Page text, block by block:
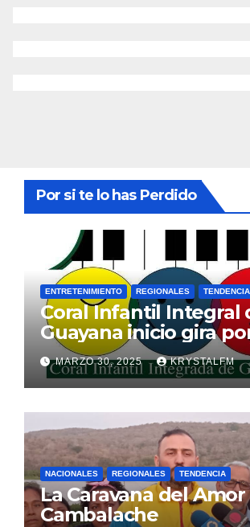
Por si te lo has Perdido
ENTRETENIMIENTO REGIONALES TENDENCIA
Coral Infantil Integral
Guayana inicio gira
MARZO 30, 2025 KRYSTALFM
NACIONALES REGIONALES TENDENCIA
La Caravana del
Cambalache